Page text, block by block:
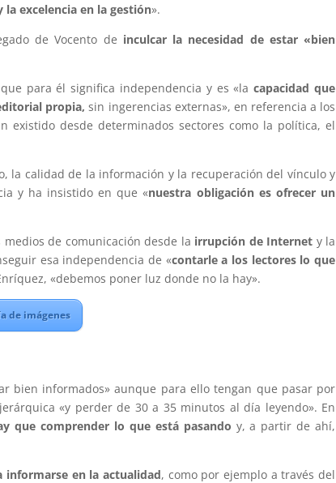
excelencia en la gestión».
de Vocento de inculcar la necesidad de estar «bien
para él significa independencia y es «lacapacidad que
propia, sin ingerencias externas», en referencia a los
desde determinados sectores como la política, el
la calidad de la información y la recuperación del vínculo y
y ha insistido en que «nuestra obligación es ofrecer un
de comunicación desde la irrupción de Internet y la
esa independencia de «contarle a los lectores lo que
«debemos poner luz donde no la hay».
de imágenes
bien informados» aunque para ello tengan que pasar por
«y perder de 30 a 35 minutos al día leyendo». En
que comprender lo que está pasando y, a partir de ahí,
informarse en la actualidad, como por ejemplo a través del